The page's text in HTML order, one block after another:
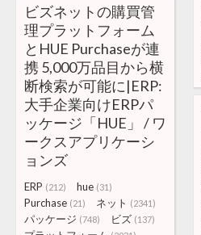
ビズネットの購買管
理プラットフォーム
とHUE Purchaseが連
携 5,000万品目から横
断検索が可能に|ERP:
大手企業向けERPパ
ッケージ「HUE」 / ワ
ークスアプリケーシ
ョンズ
ERP (212) hue (31)
Purchase (21) ネット (2341)
パッケージ (748) ビズ (137)